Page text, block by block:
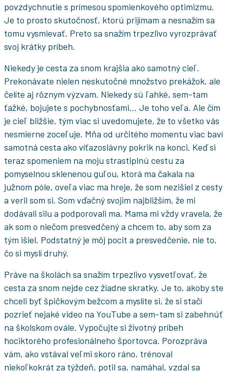
povzdychnutie s prímesou spomienkového optimizmu.
Je to prosto skutočnosť, ktorú prijímam a nesnažím sa
tomu vysmievať. Preto sa snažím trpezlivo vyrozprávať
svoj krátky príbeh.
Niekedy je cesta za snom krajšia ako samotný cieľ.
Prekonávate nielen neskutočné množstvo prekážok, ale
čelíte aj rôznym výzvam. Niekedy sú ľahké, sem-tam
ťažké, bojujete s pochybnosťami… Je toho veľa. Ale čím
je cieľ bližšie, tým viac si uvedomujete, že to všetko vás
nesmierne zoceľuje. Mňa od určitého momentu viac baví
samotná cesta ako víťazoslávny pokrik na konci. Keď si
teraz spomeniem na moju strastiplnú cestu za
pomyselnou sklenenou guľou, ktorá ma čakala na
južnom póle, oveľa viac ma hreje, že som nezišiel z cesty
a veril som si. Som vďačný svojim najbližším, že mi
dodávali silu a podporovali ma. Mama mi vždy vravela, že
ak som o niečom presvedčený a chcem to, aby som za
tým išiel. Podstatný je môj pocit a presvedčenie, nie to,
čo si myslí druhý.
Práve na školách sa snažím trpezlivo vysvetľovať, že
cesta za snom nejde cez žiadne skratky. Je to, akoby ste
chceli byť špičkovým bežcom a myslíte si, že si stačí
pozrieť nejaké video na YouTube a sem-tam si zabehnúť
na školskom ovále. Vypočujte si životný príbeh
hociktorého profesionálneho športovca. Porozpráva
vám, ako vstával veľmi skoro ráno, trénoval
niekoľkokrát za týždeň, potil sa, namáhal, vzdal sa